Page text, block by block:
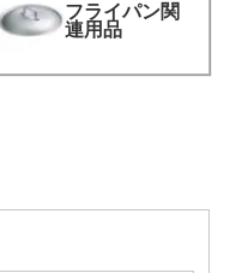
フライパン関
連用品